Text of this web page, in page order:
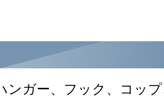
ンガー、フック、コッ